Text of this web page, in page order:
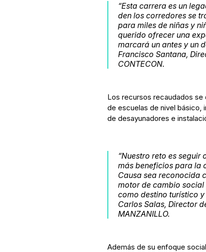
“Esta carrera es un
den los corredores se
para miles de niñas y
querido ofrecer una
marcará un antes y un
Francisco Santana,
CONTECON.
Los recursos recaudados
de escuelas de nivel básico,
de desayunadores e
“Nuestro reto es
más beneficios para la
Causa sea reconocida
motor de cambio
como destino turístico
Carlos Salas, Director
MANZANILLO.
Además de su enfoque